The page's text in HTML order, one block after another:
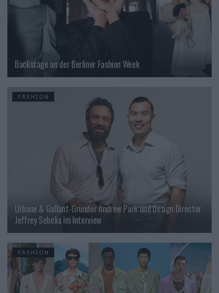
Backstage an der Berliner Fashion Week
FASHION
Urbane & Gallant-Gründer Andrew Park und Design Director
Jeffrey Sebelia im Interview
FASHION